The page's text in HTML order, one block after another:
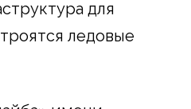
для
ледовые